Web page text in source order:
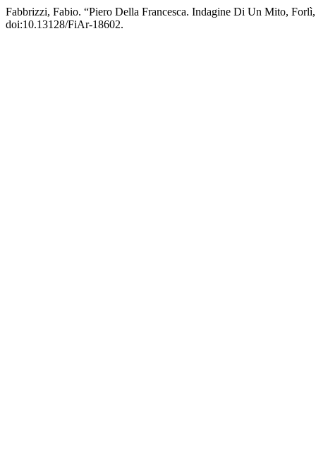
Fabbrizzi, Fabio. “Piero Della Francesca. Indagine Di Un Mito,
doi:10.13128/FiAr-18602.